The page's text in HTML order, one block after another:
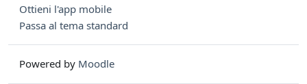
Ottieni l'app mobile
Passa al tema standard
Powered by Moodle